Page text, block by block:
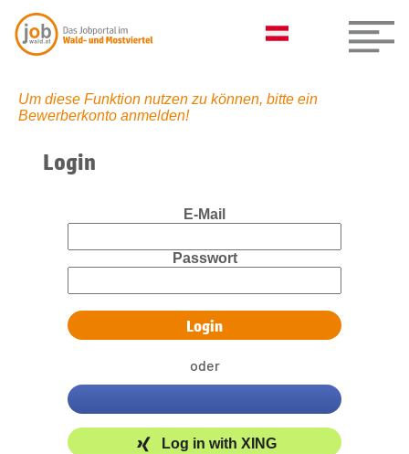
Um diese Funktion nutzen zu können, bitte ein
Bewerberkonto anmelden!
Login
E-Mail
Passwort
oder
Log in with XING